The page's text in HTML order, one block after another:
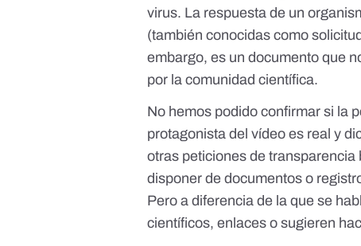
virus. La respuesta de un
(también conocidas como
embargo, es un documento que
por la comunidad científica.
No hemos podido confirmar si la
protagonista del vídeo es real y
otras peticiones de transparencia
disponer de documentos o
Pero a diferencia de la que se
científicos, enlaces o sugieren